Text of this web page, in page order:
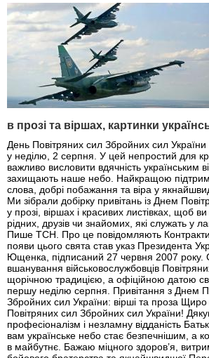
в прозі та віршах, картинки
День Повітряних сил Збройних сил
у неділю, 2 серпня. У цей непростий для
важливо висловити вдячність українським
захищають наше небо. Найкращою
слова, добрі побажання та віра у
Ми зібрали добірку привітань із Днем
у прозі, віршах і красивих листівках, щоб
рідних, друзів чи знайомих, які служать у
Пише ТСН. Про це повідомляють
появи цього свята став указ Президента
Ющенка, підписаний 27 червня 2007 року.
вшанування військовослужбовців
щорічною традицією, а офіційною датою
першу неділю серпня. Привітання з Днем
Збройних сил України: вірші та проза
Повітряних сил Збройних сил України!
професіоналізм і незламну відданість
вам українське небо стає безпечнішим, а
в майбутнє. Бажаю міцного здоров’я,